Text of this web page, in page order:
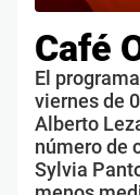
Café
El
viernes de
Alberto
número de
Sylvia